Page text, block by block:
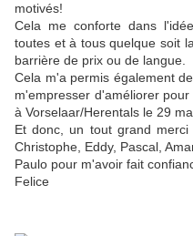
motivés!
Cela me conforte dans
toutes et à tous quelque soit
barrière de prix ou de langue.
Cela m'a permis également
m'empresser d'améliorer
à Vorselaar/Herentals le 29
Et donc, un tout grand merci
Christophe, Eddy, Pascal,
Paulo pour m'avoir fait
Felice